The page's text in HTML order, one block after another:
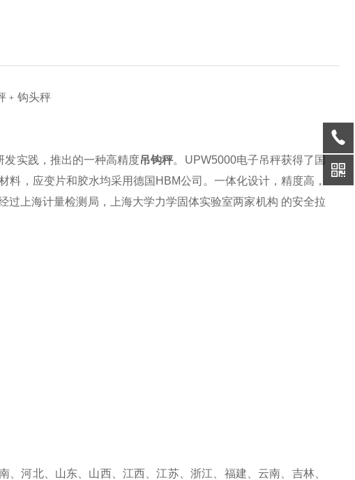
﹢钩头秤
发实践，推出的一种高精度吊钩秤。UPW5000电子吊秤获得了国
，应变片和胶水均采用德国HBM公司。一体化设计，精度高，
上海计量检测局，上海大学力学固体实验室两家机构 的安全拉
、河北、山东、山西、江西、江苏、浙江、福建、云南、吉林、